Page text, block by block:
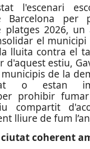
l'escenari
Barcelona per
platges 2026,
el
lluita contra el
d'aquest estiu,
de la
o estan
per prohibir
compartit
lliure de fum
ciutat coherent